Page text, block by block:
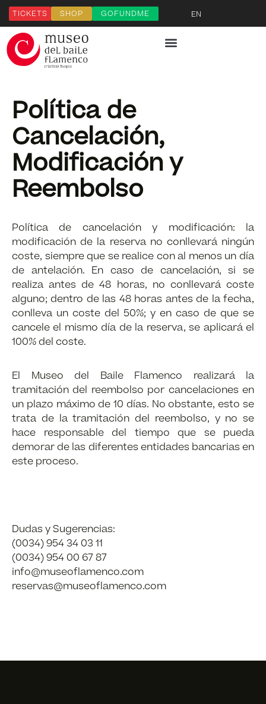
TICKETS SHOP GOFUNDME EN
Política de
Cancelación,
Modificación y
Reembolso
Política de cancelación y modificación: la
modificación de la reserva no conllevará ningún
coste, siempre que se realice con al menos un día
de antelación. En caso de cancelación, si se
realiza antes de 48 horas, no conllevará coste
alguno; dentro de las 48 horas antes de la fecha,
conlleva un coste del 50%; y en caso de que se
cancele el mismo día de la reserva, se aplicará el
100% del coste.
El Museo del Baile Flamenco realizará la
tramitación del reembolso por cancelaciones en
un plazo máximo de 10 días. No obstante, esto se
trata de la tramitación del reembolso, y no se
hace responsable del tiempo que se pueda
demorar de las diferentes entidades bancarias en
este proceso.
Dudas y Sugerencias:
(0034) 954 34 03 11
(0034) 954 00 67 87
info@museoflamenco.com
reservas@museoflamenco.com